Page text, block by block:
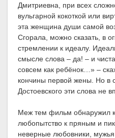
Дмитриевна, при всех
вульгарной кокоткой или
эта женщина души самой
Сгорала, можно сказать, в
стремлении к идеалу.
смысле слова – да! – и
совсем как ребёнок…» –
кончины первой жены. Но в
Достоевского эти слова не
Меж тем фильм обнаружил
любопытство к пряным и
неверные любовники,